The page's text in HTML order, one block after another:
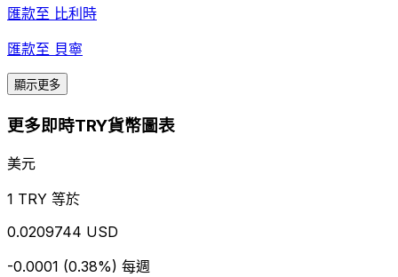
匯款至 比利時
匯款至 貝寧
顯示更多
更多即時TRY貨幣圖表
美元
1 TRY 等於
0.0209744 USD
-0.0001 (0.38%) 每週